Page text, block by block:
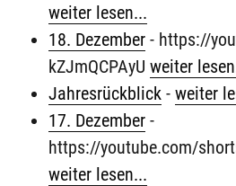
weiter lesen...
18. Dezember - https://
kZJmQCPAyUweiter
Jahresrückblick - weiter
17. Dezember -
https://youtube.com/
weiter lesen...